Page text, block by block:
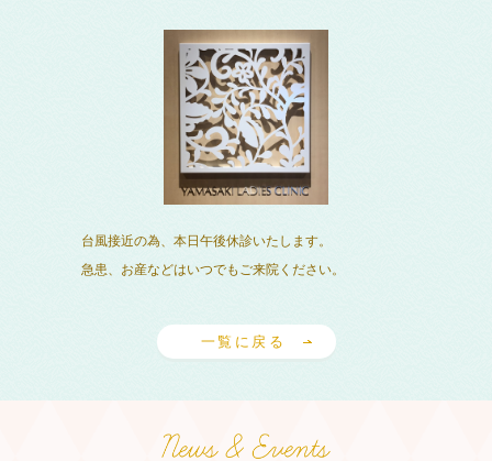
台風接近の為、本日午後休診いたします。
急患、お産などはいつでもご来院ください。
一覧に戻る